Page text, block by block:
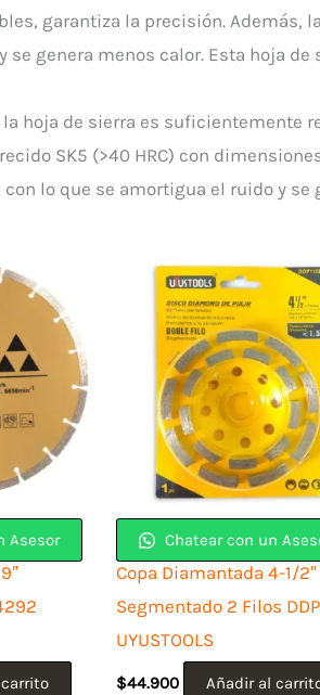
garantiza la precisión. Además,
genera menos calor. Esta hoja
hoja de sierra es suficientemente
SK5 (>40 HRC) con
lo que se amortigua el ruido y se
Asesor Chatear con un
Copa Diamantada 4-1/2″
Segmentado 2 Filos
UYUSTOOLS
$44.900 Añadir al